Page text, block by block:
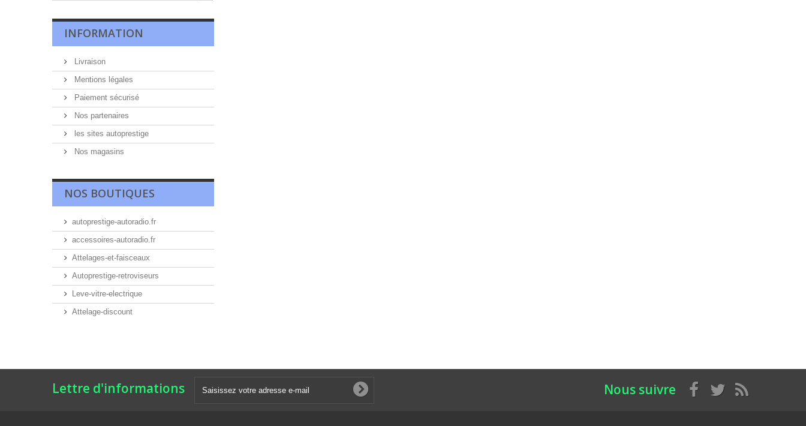
INFORMATION
Livraison
Mentions légales
Paiement sécurisé
Nos partenaires
les sites autoprestige
Nos magasins
NOS BOUTIQUES
autoprestige-autoradio.fr
accessoires-autoradio.fr
Attelages-et-faisceaux
Autoprestige-retroviseurs
Leve-vitre-electrique
Attelage-discount
Lettre d'informations Nous suivre